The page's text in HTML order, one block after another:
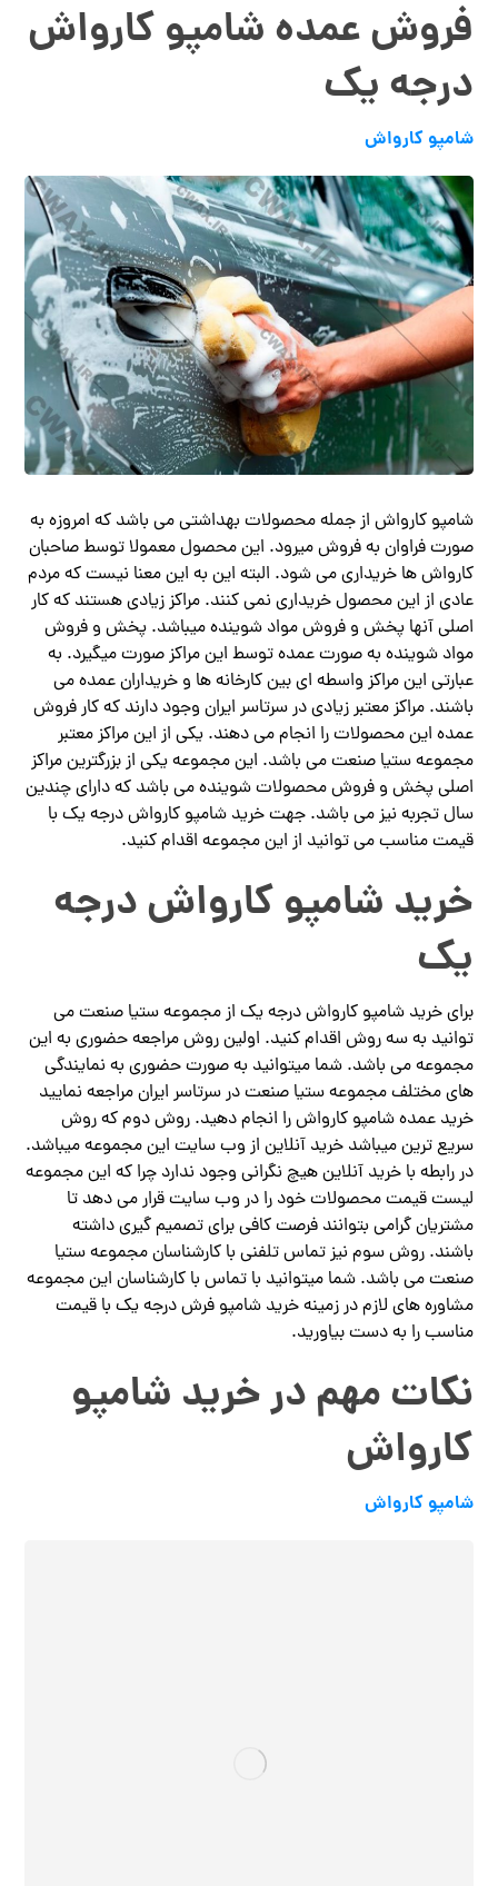
فروش عمده شامپو کارواش
درجه یک
شامپو کارواش
شامپو کارواش از جمله محصولات بهداشتی می باشد که امروزه به
صورت فراوان به فروش میرود‌. این محصول معمولا توسط صاحبان
کارواش ها خریداری می شود. البته این به این معنا نیست که مردم
عادی از این محصول خریداری نمی کنند. مراکز زیادی هستند که کار
اصلی آنها پخش و فروش مواد شوینده میباشد. پخش و فروش
مواد شوینده به صورت عمده توسط این مراکز صورت میگیرد. به
عبارتی این مراکز واسطه ای بین کارخانه ها و خریداران عمده می
باشند. مراکز معتبر زیادی در سرتاسر ایران وجود دارند که کار فروش
عمده این محصولات را انجام می دهند. یکی از این مراکز معتبر
مجموعه ستیا صنعت می باشد. این مجموعه یکی از بزرگترین مراکز
اصلی پخش و فروش محصولات شوینده می باشد که دارای چندین
سال تجربه نیز می باشد. جهت خرید شامپو کارواش درجه یک با
قیمت مناسب می توانید از این مجموعه اقدام کنید.
خرید شامپو کارواش درجه
یک
برای خرید شامپو کارواش درجه یک از مجموعه ستیا صنعت می
توانید به سه روش اقدام کنید. اولین روش مراجعه حضوری به این
مجموعه می باشد. شما میتوانید به صورت حضوری به نمایندگی
های مختلف مجموعه ستیا صنعت در سرتاسر ایران مراجعه نمایید
خرید عمده شامپو کارواش را انجام دهید. روش دوم که روش
سریع ترین میباشد خرید آنلاین از وب سایت این مجموعه میباشد.
در رابطه با خرید آنلاین هیچ نگرانی وجود ندارد چرا که این مجموعه
لیست قیمت محصولات خود را در وب سایت قرار می دهد تا
مشتریان گرامی بتوانند فرصت کافی برای تصمیم گیری داشته
باشند. روش سوم نیز تماس تلفنی با کارشناسان مجموعه ستیا
صنعت می باشد. شما میتوانید با تماس با کارشناسان این مجموعه
مشاوره های لازم در زمینه خرید شامپو فرش درجه یک با قیمت
مناسب را به دست بیاورید.
نکات مهم در خرید شامپو
کارواش
شامپو کارواش